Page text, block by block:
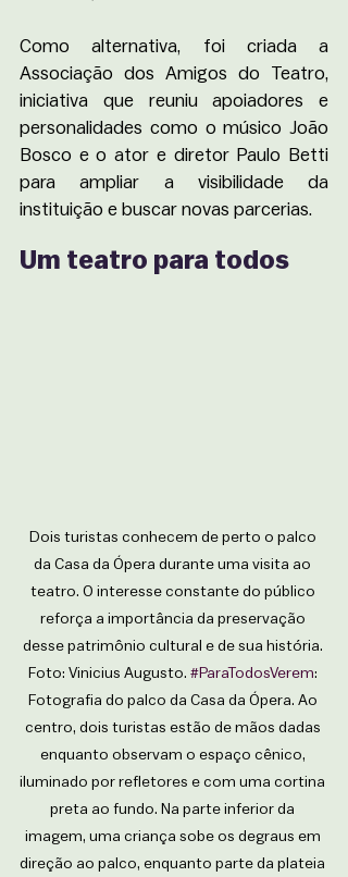
Como alternativa, foi criada a
Associação dos Amigos do Teatro,
iniciativa que reuniu apoiadores e
personalidades como o músico João
Bosco e o ator e diretor Paulo Betti
para ampliar a visibilidade da
instituição e buscar novas parcerias.
Um teatro para todos
Dois turistas conhecem de perto o palco
da Casa da Ópera durante uma visita ao
teatro. O interesse constante do público
reforça a importância da preservação
desse patrimônio cultural e de sua história.
Foto: Vinicius Augusto. #ParaTodosVerem:
Fotografia do palco da Casa da Ópera. Ao
centro, dois turistas estão de mãos dadas
enquanto observam o espaço cênico,
iluminado por refletores e com uma cortina
preta ao fundo. Na parte inferior da
imagem, uma criança sobe os degraus em
direção ao palco, enquanto parte da plateia